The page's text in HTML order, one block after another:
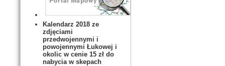
Kalendarz 2018 ze
zdjęciami
przedwojennymi i
powojennymi Łukowej i
okolic w cenie 15 zł do
nabycia w skepach